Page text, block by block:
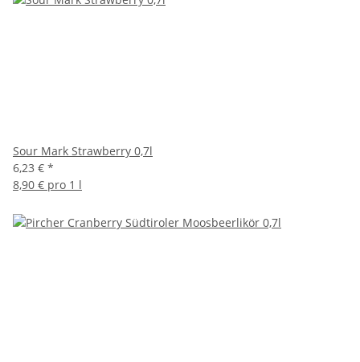
Sour Mark Strawberry 0,7l
6,23 € *
8,90 € pro 1 l